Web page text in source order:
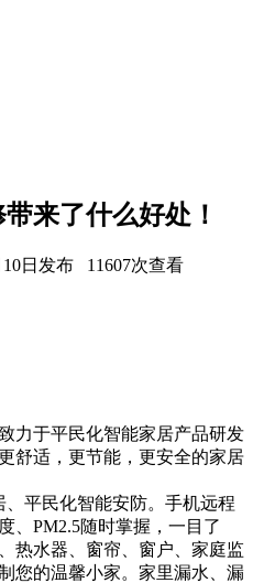
来了什么好处！
日发布 11607次查看
力于平民化智能家居产品研发
舒适，更节能，更安全的家居
平民化智能安防。手机远程
、PM2.5随时掌握，一目了
热水器、窗帘、窗户、家庭监
您的温馨小家。家里漏水、漏